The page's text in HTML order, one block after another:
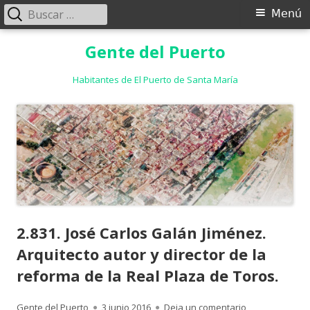
Gente del Puerto
Habitantes de El Puerto de Santa María
Menú
Menú
Buscar:
2.831. José Carlos Galán Jiménez.
Arquitecto autor y director de la
reforma de la Real Plaza de Toros.
Autor
Gente del Puerto Publicado
3 junio 2016 Deja un comentario